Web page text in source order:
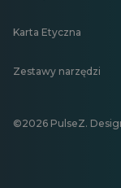
Karta Etyczna
Zestawy narzędzi
©2026 PulseZ.